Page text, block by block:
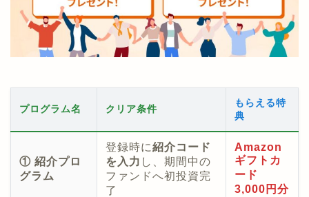
プログラム名 クリア条件
もらえる特
典
① 紹介プロ
グラム
登録時に紹介コード
を入力 し、期間中の
ファンドへ初投資完
了
Amazon
ギフトカ
ード
3,000円分